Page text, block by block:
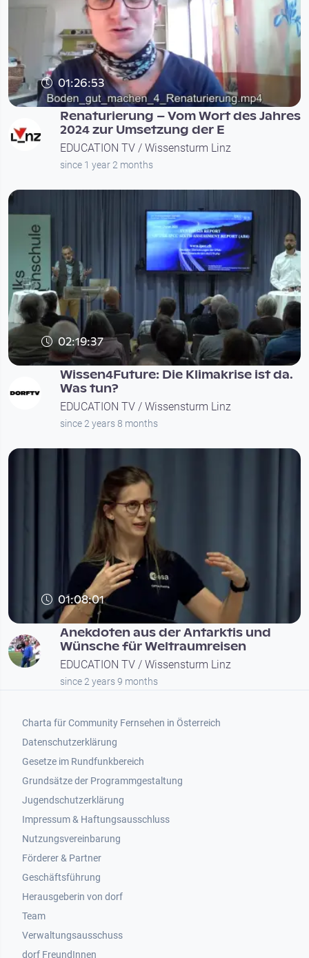
01:26:53
Renaturierung – Vom Wort des Jahres
2024 zur Umsetzung der E
EDUCATION TV / Wissensturm Linz
since 1 year 2 months
02:19:37
Wissen4Future: Die Klimakrise ist da.
Was tun?
EDUCATION TV / Wissensturm Linz
since 2 years 8 months
01:08:01
Anekdoten aus der Antarktis und
Wünsche für Weltraumreisen
EDUCATION TV / Wissensturm Linz
since 2 years 9 months
Footer 1
Charta für Community Fernsehen in Österreich
Datenschutzerklärung
Gesetze im Rundfunkbereich
Grundsätze der Programmgestaltung
Jugendschutzerklärung
Impressum & Haftungsausschluss
Nutzungsvereinbarung
Footer 2
Förderer & Partner
Geschäftsführung
Herausgeberin von dorf
Team
Verwaltungsausschuss
dorf FreundInnen